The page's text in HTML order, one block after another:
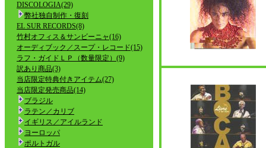
DISCOLOGIA(29)
弊社独自制作・復刻
EL SUR RECORDS(8)
竹村オフィス＆サンビーニャ(16)
オーディブック／スープ・レコード(15)
ラフ・ガイドＬＰ（数量限定）(9)
訳あり商品(3)
当店限定特典付きアイテム(27)
当店限定発売商品(14)
ブラジル
ラテン／カリブ
イギリス／アイルランド
ヨーロッパ
ポルトガル